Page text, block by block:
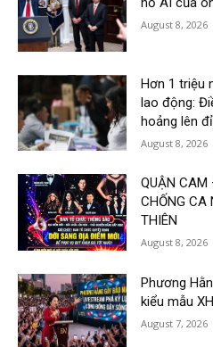
August 8, 2026
Hơn 1 triệu
lao động:
hoảng lên
August 8, 2026
QUẬN CAM
CHỐNG CA
THIÊN
August 8, 2026
Phương
kiểu mẫu
August 7, 2026